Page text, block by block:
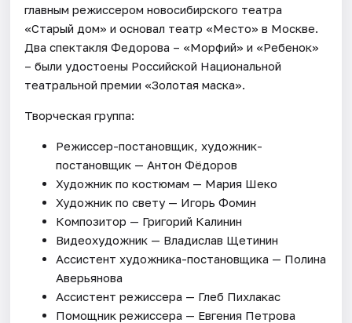
главным режиссером новосибирского театра
«Старый дом» и основал театр «Место» в Москве.
Два спектакля Федорова – «Морфий» и «Ребенок»
– были удостоены Российской Национальной
театральной премии «Золотая маска».
Творческая группа:
Режиссер-постановщик, художник-
постановщик — Антон Фёдоров
Художник по костюмам — Мария Шеко
Художник по свету — Игорь Фомин
Композитор — Григорий Калинин
Видеохудожник — Владислав Щетинин
Ассистент художника-постановщика — Полина
Аверьянова
Ассистент режиссера — Глеб Пихлакас
Помощник режиссера — Евгения Петрова